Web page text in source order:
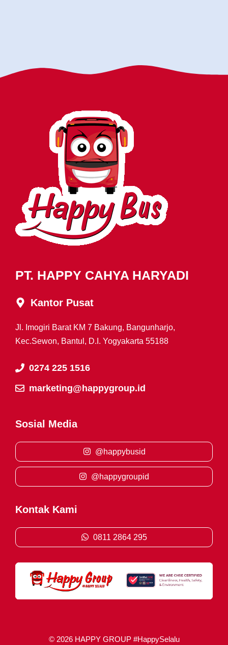
PT. HAPPY CAHYA HARYADI
Kantor Pusat
Jl. Imogiri Barat KM 7 Bakung, Bangunharjo,
Kec.Sewon, Bantul, D.I. Yogyakarta 55188
0274 225 1516
marketing@happygroup.id
Sosial Media
@happybusid
@happygroupid
Kontak Kami
0811 2864 295
© 2026 HAPPY GROUP #HappySelalu